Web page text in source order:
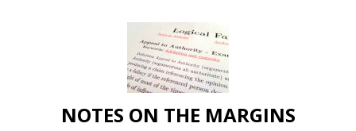
NOTES ON THE MARGINS